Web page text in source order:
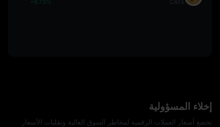
CATE
+9.73%
إخلاء المسؤولية
تخضع أسعار العملات الرقمية لمخاطر السوق العالية وتقلبات الأسعار.